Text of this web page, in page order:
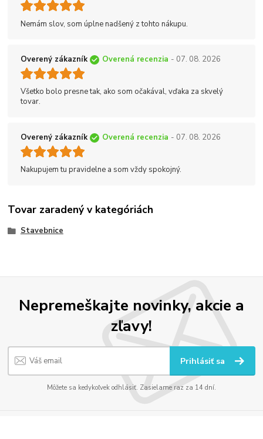
Nemám slov, som úplne nadšený z tohto nákupu.
Overený zákazník Overená recenzia - 07. 08. 2026
Všetko bolo presne tak, ako som očakával, vďaka za skvelý
tovar.
Overený zákazník Overená recenzia - 07. 08. 2026
Nakupujem tu pravidelne a som vždy spokojný.
Tovar zaradený v kategóriách
Stavebnice
Nepremeškajte novinky, akcie a
zľavy!
Prihlásiť sa
Môžete sa kedykoľvek odhlásiť. Zasielame raz za 14 dní.